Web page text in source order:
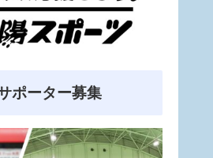
ポーター募集